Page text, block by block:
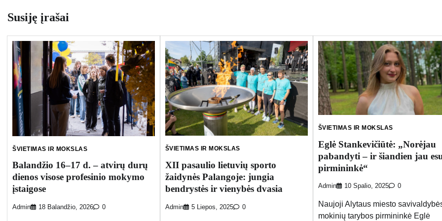
Susiję įrašai
ŠVIETIMAS IR MOKSLAS
Balandžio 16–17 d. – atvirų durų
dienos visose profesinio mokymo
įstaigose
Admin 18 Balandžio, 2026 0
ŠVIETIMAS IR MOKSLAS
XII pasaulio lietuvių sporto
žaidynės Palangoje: jungia
bendrystės ir vienybės dvasia
Admin 5 Liepos, 2025 0
ŠVIETIMAS IR MOKSLAS
Eglė Stankevičiūtė: „Norėjau
pabandyti – ir šiandien jau
pirmininkė“
Admin 10 Spalio, 2025 0
Naujoji Alytaus miesto
mokinių tarybos pirmininkė Eglė